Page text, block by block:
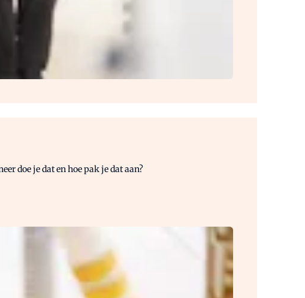
doe je dat en hoe pak je dat aan?